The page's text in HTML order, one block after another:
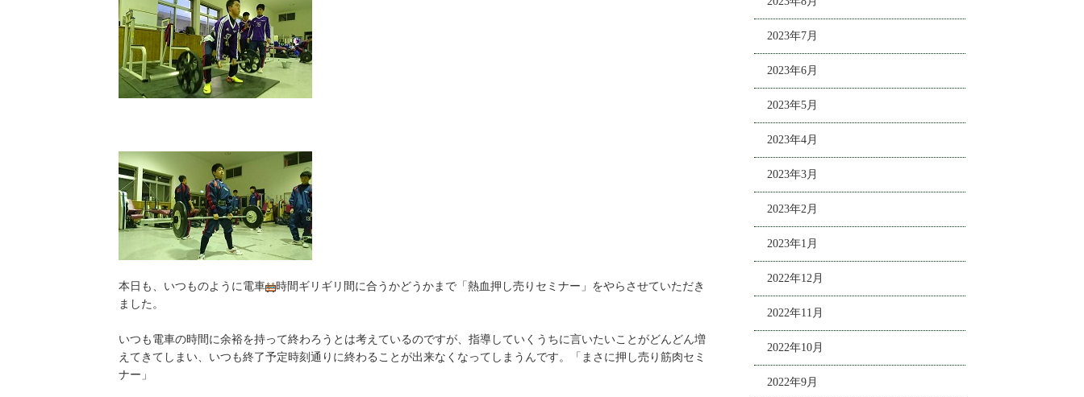
本日も、いつものように電車
時間ギリギリ間に合うかどうかまで「熱血押し売りセミナー」をやらさせていただき
ました。
いつも電車の時間に余裕を持って終わろうとは考えているのですが、指導していくうちに言いたいことがどんどん増
えてきてしまい、いつも終了予定時刻通りに終わることが出来なくなってしまうんです。「まさに押し売り筋肉セミ
ナー」
2023年7月
2023年6月
2023年5月
2023年4月
2023年3月
2023年2月
2023年1月
2022年12月
2022年11月
2022年10月
2022年9月